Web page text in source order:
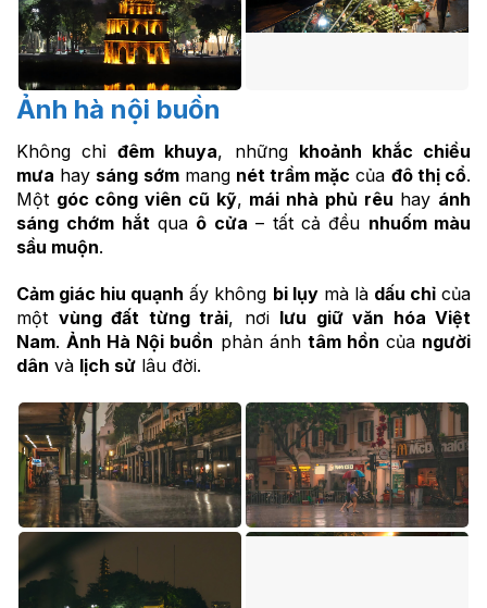
Ảnh hà nội buồn
Không chỉđêm khuya, những khoảnh khắc chiều
mưa hay sáng sớmmang nét trầm mặc của đô thị cổ.
Một góc công viên cũ kỹ, mái nhà phủ rêu hay ánh
sáng chớm hắt qua ô cửa – tất cả đều nhuốm màu
sầu muộn.
Cảm giác hiu quạnh ấy không bi lụymà là dấu chỉcủa
một vùng đất từng trải, nơi lưu giữ văn hóa Việt
Nam.Ảnh Hà Nội buồn phản ánh tâm hồn của người
dân và lịch sử lâu đời.